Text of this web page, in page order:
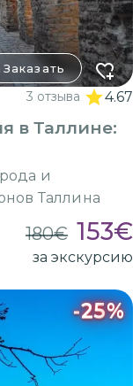
Заказать
3 отзыва 4.67
в Таллине:
и
Таллина
180€ 153€
за экскурсию
-25%